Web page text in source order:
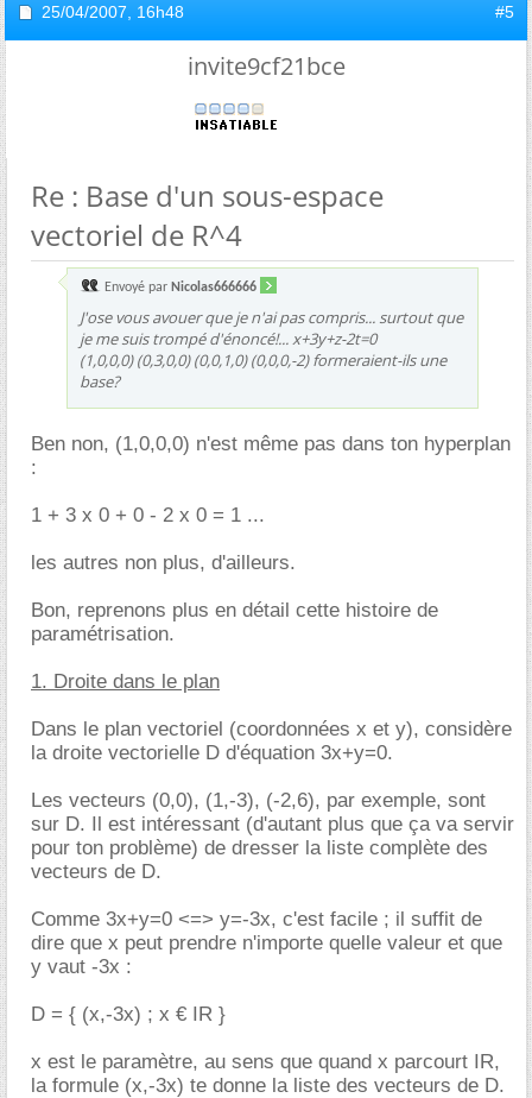
25/04/2007, 16h48 #5
invite9cf21bce
Re : Base d'un sous-espace
vectoriel de R^4
Envoyé par Nicolas666666
J'ose vous avouer que je n'ai pas compris... surtout que
je me suis trompé d'énoncé!... x+3y+z-2t=0
(1,0,0,0) (0,3,0,0) (0,0,1,0) (0,0,0,-2) formeraient-ils une
base?
Ben non, (1,0,0,0) n'est même pas dans ton hyperplan
:
1 + 3 x 0 + 0 - 2 x 0 = 1 ...
les autres non plus, d'ailleurs.
Bon, reprenons plus en détail cette histoire de
paramétrisation.
1. Droite dans le plan
Dans le plan vectoriel (coordonnées x et y), considère
la droite vectorielle D d'équation 3x+y=0.
Les vecteurs (0,0), (1,-3), (-2,6), par exemple, sont
sur D. Il est intéressant (d'autant plus que ça va servir
pour ton problème) de dresser la liste complète des
vecteurs de D.
Comme 3x+y=0 <=> y=-3x, c'est facile ; il suffit de
dire que x peut prendre n'importe quelle valeur et que
y vaut -3x :
D = { (x,-3x) ; x € IR }
x est le paramètre, au sens que quand x parcourt IR,
la formule (x,-3x) te donne la liste des vecteurs de D.